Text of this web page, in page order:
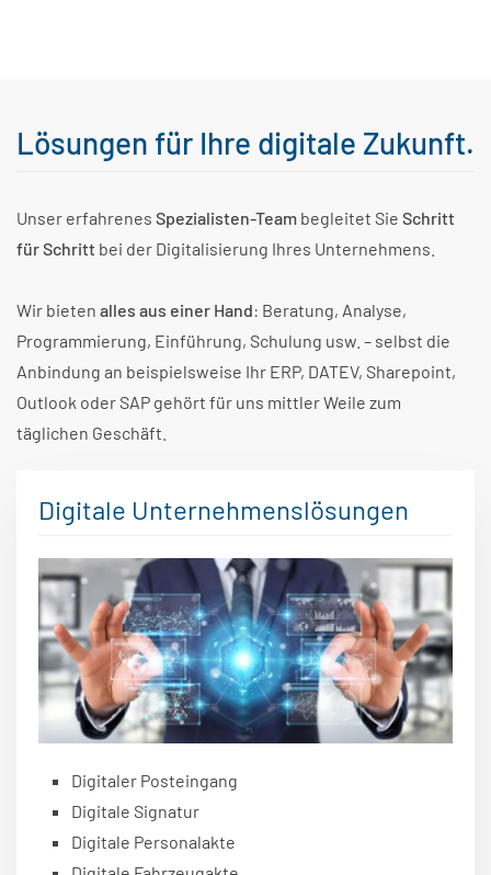
Lösungen für Ihre digitale Zukunft.
Unser erfahrenes Spezialisten-Team begleitet Sie Schritt
für Schritt bei der Digitalisierung Ihres Unternehmens.
Wir bieten alles aus einer Hand: Beratung, Analyse,
Programmierung, Einführung, Schulung usw. – selbst die
Anbindung an beispielsweise Ihr ERP, DATEV, Sharepoint,
Outlook oder SAP gehört für uns mittler Weile zum
täglichen Geschäft.
Digitale Unternehmenslösungen
Digitaler Posteingang
Digitale Signatur
Digitale Personalakte